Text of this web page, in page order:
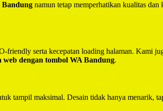
Bandung namun tetap memperhatikan kualitas dan
serta kecepatan loading halaman. Kami
web dengan tombol WA Bandung.
tampil maksimal. Desain tidak hanya menarik,